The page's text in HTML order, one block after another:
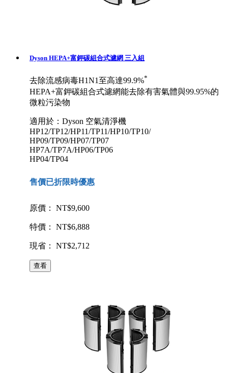
Dyson HEPA+富鉀碳組合式濾網 三入組
去除流感病毒H1N1至高達99.9%*
HEPA+富鉀碳組合式濾網能去除有害氣體與99.95%的
微粒污染物
適用於：Dyson 空氣清淨機
HP12/TP12/HP11/TP11/HP10/TP10/
HP09/TP09/HP07/TP07
HP7A/TP7A/HP06/TP06
HP04/TP04
售價已折限時優惠
原價： NT$9,600
特價： NT$6,888
現省： NT$2,712
查看